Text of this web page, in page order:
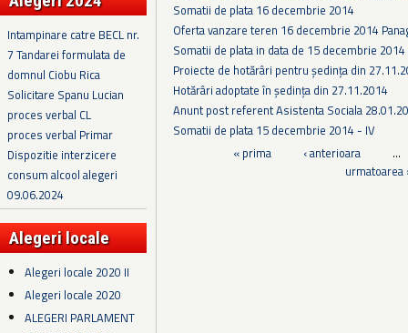
Intampinare catre BECL nr.
7 Tandarei formulata de
domnul Ciobu Rica
Solicitare Spanu Lucian
proces verbal CL
proces verbal Primar
Dispozitie interzicere
consum alcool alegeri
09.06.2024
Alegeri locale
Alegeri locale 2020 II
Alegeri locale 2020
ALEGERI PARLAMENT
Somatii de plata 16 decembrie 2014
Oferta vanzare teren 16 decembrie 2014
Somatii de plata in data de 15 decembrie 2014
Proiecte de hotărâri pentru ședința din
Hotărâri adoptate în ședința din 27.11.2014
Anunt post referent Asistenta Sociala
Somatii de plata 15 decembrie 2014 - IV
« prima ‹ anterioara
…
urmatoarea